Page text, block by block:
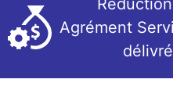
Agrément